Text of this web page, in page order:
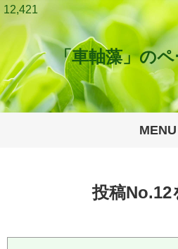
「車軸藻」の
MENU
12,421
投稿No.12